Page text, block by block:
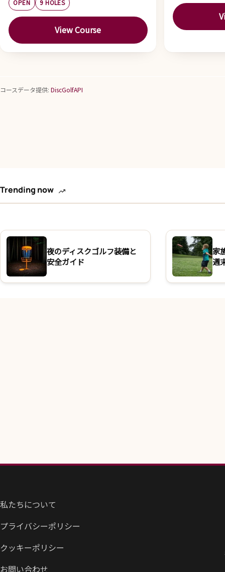
OPEN 9 HOLES
View Course
コースデータ提供: DiscGolfAPI
Trending now
夜のディスクゴルフ装備と
安全ガイド
家
週
私たちについて
プライバシーポリシー
クッキーポリシー
お問い合わせ